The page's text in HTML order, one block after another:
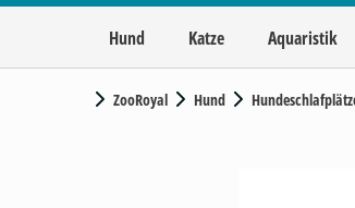
Hund Katze Aquaristik
ZooRoyal Hund